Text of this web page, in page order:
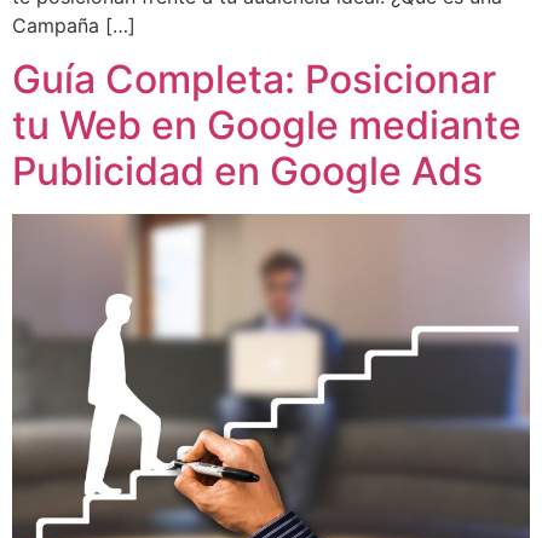
Campaña […]
Guía Completa: Posicionar
tu Web en Google mediante
Publicidad en Google Ads